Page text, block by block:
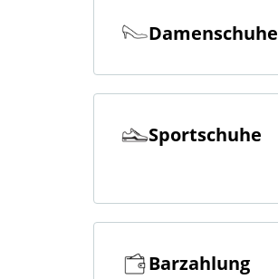
Damenschuhe
Sportschuhe
Barzahlung